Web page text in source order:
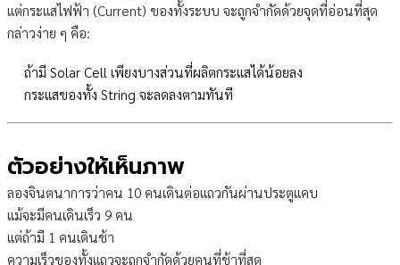
แต่กระแสไฟฟ้า (Current) ของทั้งระบบ จะถูกจำกัดด้วยจุดที่อ่อนที่สุด
กล่าวง่าย ๆ คือ:
ถ้ามี Solar Cell เพียงบางส่วนที่ผลิตกระแสได้น้อยลง
กระแสของทั้ง String จะลดลงตามทันที
ตัวอย่างให้เห็นภาพ
ลองจินตนาการว่าคน 10 คนเดินต่อแถวกันผ่านประตูแคบ
แม้จะมีคนเดินเร็ว 9 คน
แต่ถ้ามี 1 คนเดินช้า
ความเร็วของทั้งแถวจะถูกจำกัดด้วยคนที่ช้าที่สุด